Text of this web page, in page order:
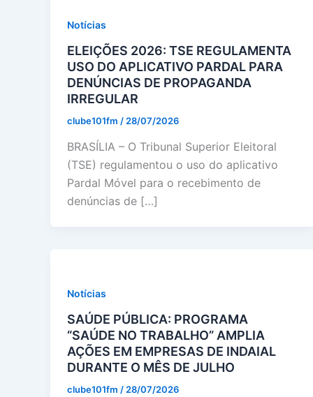
Notícias
ELEIÇÕES 2026: TSE REGULAMENTA
USO DO APLICATIVO PARDAL PARA
DENÚNCIAS DE PROPAGANDA
IRREGULAR
clube101fm / 28/07/2026
BRASÍLIA – O Tribunal Superior Eleitoral
(TSE) regulamentou o uso do aplicativo
Pardal Móvel para o recebimento de
denúncias de […]
Notícias
SAÚDE PÚBLICA: PROGRAMA
“SAÚDE NO TRABALHO” AMPLIA
AÇÕES EM EMPRESAS DE INDAIAL
DURANTE O MÊS DE JULHO
clube101fm / 28/07/2026